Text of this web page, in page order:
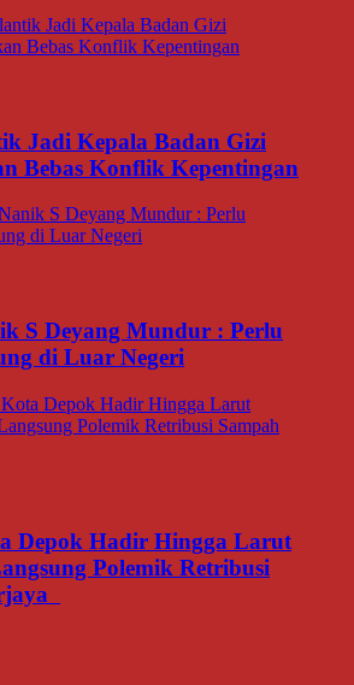
Jadi Kepala Badan Gizi
Bebas Konflik Kepentingan
S Deyang Mundur : Perlu
di Luar Negeri
Depok Hadir Hingga Larut
Polemik Retribusi